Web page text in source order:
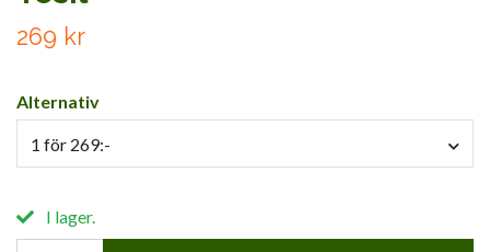
269 kr
Alternativ
1 för 269:-
I lager.